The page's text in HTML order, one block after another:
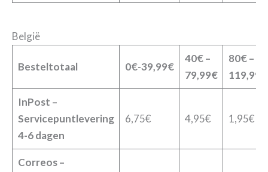
België
Besteltotaal 0€-39,99€
40€ –
79,99€
80€ –
119,99€
InPost –
Servicepuntlevering
4-6 dagen
6,75€ 4,95€ 1,95€
Correos –